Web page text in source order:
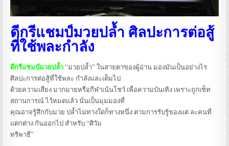
ดีกรีแชมป์มวยปล้ำ ศิลปะการต่อสู้
ที่ใช้พละกำลัง
ดีกรีแชมป์มวยปล้ำ “มวยปล้ำ” ในสายตาของผู้อ่าน มองมันเป็นอย่างไร
ศิลปะการต่อสู้ที่ใช้พละ กำลังและเต็มไป
ด้วยความเสี่ยง มากมายหรือกีฬาเน้นโชว์ เพื่อความบันเทิง เพราะถูกเซ็ท
สถานการณ์ ไว้หมดแล้ว นั่นเป็นมุมมองที่
คุณอาจรู้สึกกับมวย ปล้ำไม่ทางใดก็ทางหนึ่ง ตามการรับรู้ของแต่ ละคนที่
แตกต่าง กันออกไป สำหรับ “ศิวัม
ทริพาธี”